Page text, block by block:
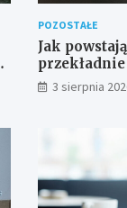
POZOSTAŁE
Jak
projektu
3 sierpnia